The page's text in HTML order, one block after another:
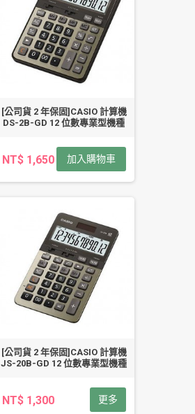
[公司貨 2 年保固]CASIO 計算機
DS-2B-GD 12 位數專業型機種
NT$ 1,650 加入購物車
[公司貨 2 年保固]CASIO 計算機
JS-20B-GD 12 位數專業型機種
NT$ 1,300 更多